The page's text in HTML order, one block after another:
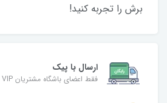
برش را تجربه کنید!
ارسال با پیک
فقط اعضای باشگاه مشتریان VIP